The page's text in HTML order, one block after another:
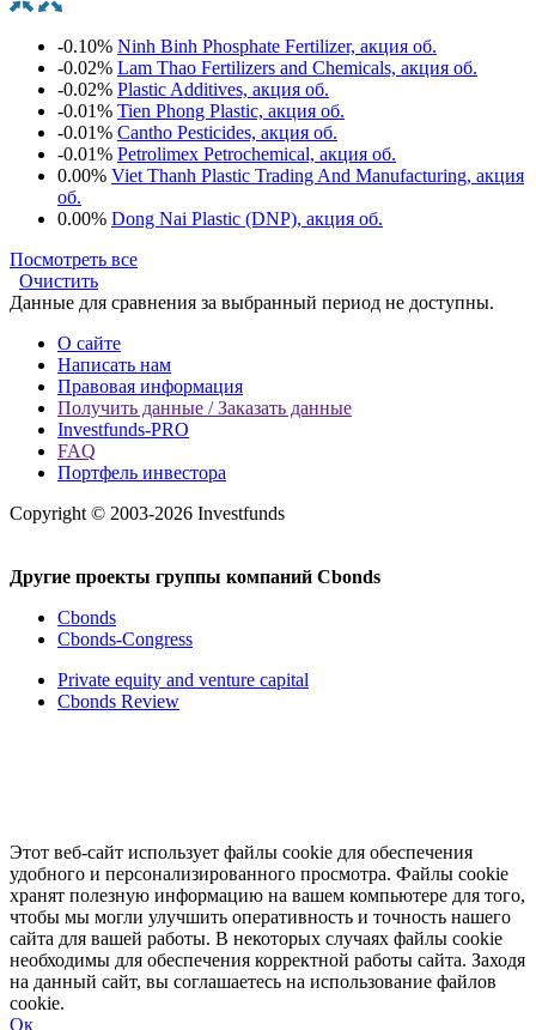
-0.10% Ninh Binh Phosphate Fertilizer, акция об.
-0.02% Lam Thao Fertilizers and Chemicals, акция об.
-0.02% Plastic Additives, акция об.
-0.01% Tien Phong Plastic, акция об.
-0.01% Cantho Pesticides, акция об.
-0.01% Petrolimex Petrochemical, акция об.
0.00% Viet Thanh Plastic Trading And Manufacturing, акция
об.
0.00% Dong Nai Plastic (DNP), акция об.
Посмотреть все
Очистить
Данные для сравнения за выбранный период не доступны.
О сайте
Написать нам
Правовая информация
Получить данные / Заказать данные
Investfunds-PRO
FAQ
Портфель инвестора
Copyright © 2003-2026 Investfunds
Другие проекты группы компаний Cbonds
Cbonds
Cbonds-Congress
Private equity and venture capital
Cbonds Review
Этот веб-сайт использует файлы cookie для обеспечения
удобного и персонализированного просмотра. Файлы cookie
хранят полезную информацию на вашем компьютере для того,
чтобы мы могли улучшить оперативность и точность нашего
сайта для вашей работы. В некоторых случаях файлы cookie
необходимы для обеспечения корректной работы сайта. Заходя
на данный сайт, вы соглашаетесь на использование файлов
cookie.
Ок